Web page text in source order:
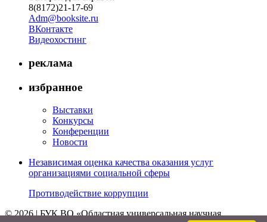
8(8172)21-17-69
Adm@booksite.ru
ВКонтакте
Видеохостинг
реклама
избранное
Выставки
Конкурсы
Конференции
Новости
Независимая оценка качества оказания услуг
организациями социальной сферы
Противодействие коррупции
© 2026 | БУК ВО «Областная универсальная научная